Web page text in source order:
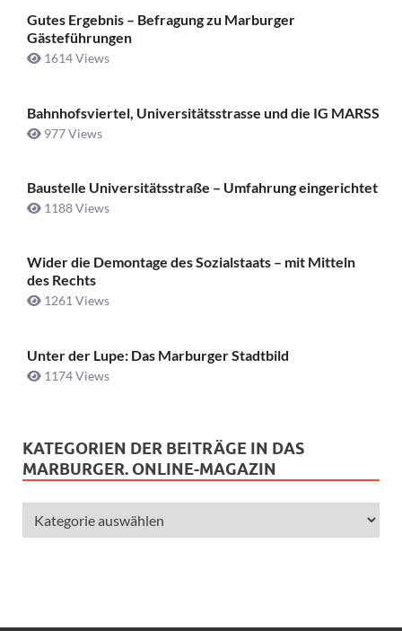
Gutes Ergebnis – Befragung zu Marburger
Gästeführungen
1614 Views
Bahnhofsviertel, Universitätsstrasse und die IG MARSS
977 Views
Baustelle Universitätsstraße ­– Umfahrung eingerichtet
1188 Views
Wider die Demontage des Sozialstaats – mit Mitteln
des Rechts
1261 Views
Unter der Lupe: Das Marburger Stadtbild
1174 Views
KATEGORIEN DER BEITRÄGE IN DAS
MARBURGER. ONLINE-MAGAZIN